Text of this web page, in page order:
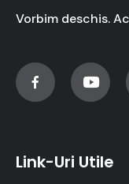
Vorbim deschis.
Link-Uri Utile